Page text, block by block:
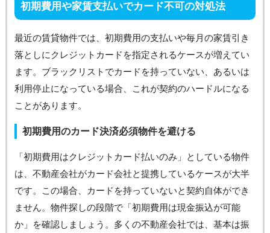
初期費用や家賃支払いでカード不可の対処法
最近の賃貸物件では、初期費用の支払いや毎月の家賃引き
落としにクレジットカードを指定されるケースが増えてい
ます。ブラックリストでカードを持っていない、あるいは
利用停止になっている場合、これが契約のハードルになる
ことがあります。
初期費用のカード決済必須物件を避ける
「初期費用はクレジットカード払いのみ」としている物件
は、不動産会社がカード会社と提携しているケースが大半
です。この場合、カードを持っていないと契約自体ができ
ません。物件探しの段階で「初期費用は現金振込が可能
か」を確認しましょう。多くの不動産会社では、基本は振